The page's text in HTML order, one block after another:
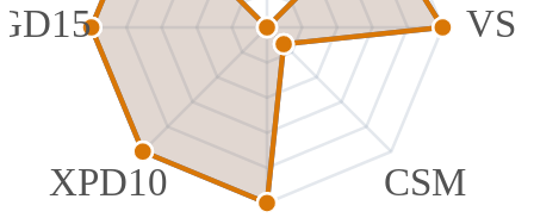
VS
CSM
XPD10